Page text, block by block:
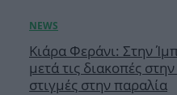
Κιάρα Φεράνι: Στην
μετά τις διακοπές
στιγμές στην παραλία